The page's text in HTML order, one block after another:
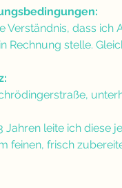
Verständnis, dass
Rechnung stelle.
Jahren leite ich diese
feinen, frisch